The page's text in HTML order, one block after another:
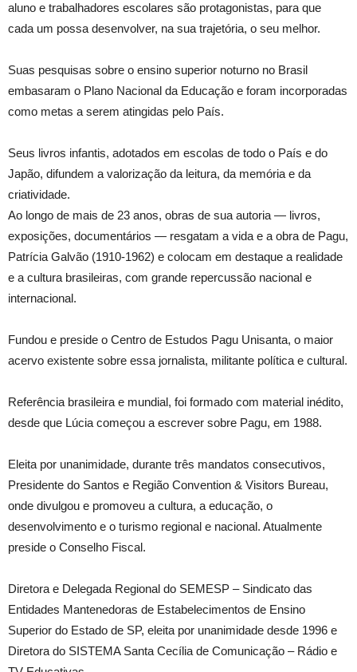
aluno e trabalhadores escolares são protagonistas, para que
cada um possa desenvolver, na sua trajetória, o seu melhor.
Suas pesquisas sobre o ensino superior noturno no Brasil
embasaram o Plano Nacional da Educação e foram incorporadas
como metas a serem atingidas pelo País.
Seus livros infantis, adotados em escolas de todo o País e do
Japão, difundem a valorização da leitura, da memória e da
criatividade.
Ao longo de mais de 23 anos, obras de sua autoria — livros,
exposições, documentários — resgatam a vida e a obra de Pagu,
Patrícia Galvão (1910-1962) e colocam em destaque a realidade
e a cultura brasileiras, com grande repercussão nacional e
internacional.
Fundou e preside o Centro de Estudos Pagu Unisanta, o maior
acervo existente sobre essa jornalista, militante política e cultural.
Referência brasileira e mundial, foi formado com material inédito,
desde que Lúcia começou a escrever sobre Pagu, em 1988.
Eleita por unanimidade, durante três mandatos consecutivos,
Presidente do Santos e Região Convention & Visitors Bureau,
onde divulgou e promoveu a cultura, a educação, o
desenvolvimento e o turismo regional e nacional. Atualmente
preside o Conselho Fiscal.
Diretora e Delegada Regional do SEMESP – Sindicato das
Entidades Mantenedoras de Estabelecimentos de Ensino
Superior do Estado de SP, eleita por unanimidade desde 1996 e
Diretora do SISTEMA Santa Cecília de Comunicação – Rádio e